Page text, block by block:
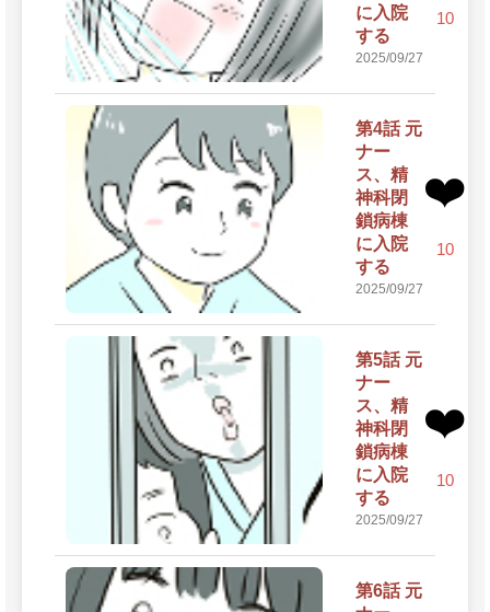
に入院
する
2025/09/27
10
第4話 元
ナー
ス、精
神科閉
鎖病棟
に入院
する
2025/09/27
❤️
10
第5話 元
ナー
ス、精
神科閉
鎖病棟
に入院
する
2025/09/27
❤️
10
第6話 元